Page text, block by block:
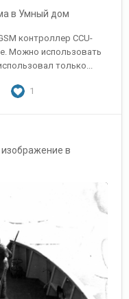
в Умный дом
контроллер CCU-
Можно использовать
только...
1
изображение в